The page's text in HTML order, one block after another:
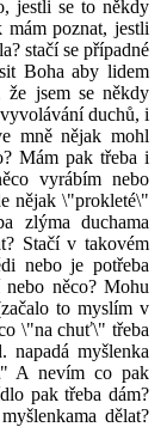
jestli se to někdy
mám poznat, jestli
stačí se případné
Boha aby lidem
že jsem se někdy
duchů, i
mně nějak mohl
Mám pak třeba i
vyrábím nebo
nějak \"prokleté\"
zlýma duchama
Stačí v takovém
nebo je potřeba
něco? Mohu
to myslím v
\"na chuť\" třeba
napadá myšlenka
A nevím co pak
pak třeba dám?
dělat?